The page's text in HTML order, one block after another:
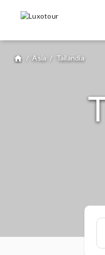
home / Asia / Tailandia